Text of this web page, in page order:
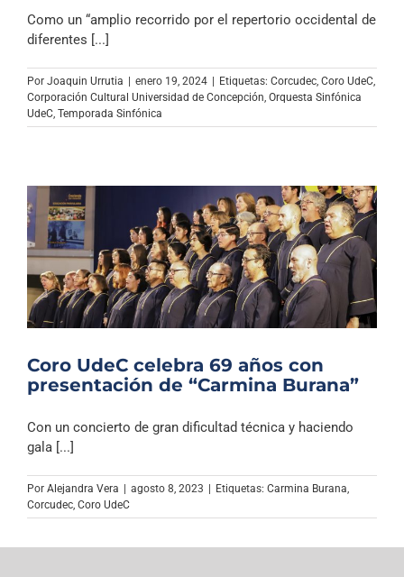
Como un “amplio recorrido por el repertorio occidental de
diferentes [...]
Por Joaquin Urrutia enero 19, 2024 Etiquetas: Corcudec, Coro UdeC,
Corporación Cultural Universidad de Concepción, Orquesta Sinfónica
UdeC, Temporada Sinfónica
Coro UdeC celebra 69 años con
presentación de “Carmina Burana”
Con un concierto de gran dificultad técnica y haciendo
gala [...]
Por Alejandra Vera | agosto 8, 2023 | Etiquetas: Carmina Burana
Corcudec Coro UdeC